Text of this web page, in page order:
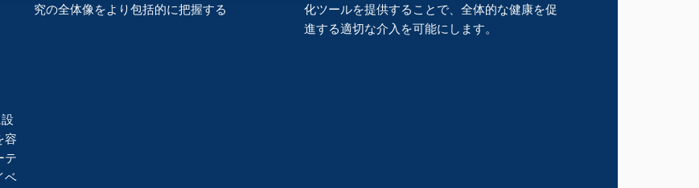
究の全体像をより包括的に把握する
化ツールを提供することで、全体的な健康を促
進する適切な介入を可能にします。
容
テ
ベ